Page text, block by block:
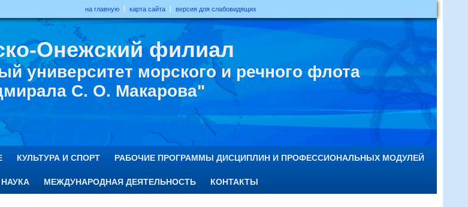
на главную карта сайта версия для слабовидящих
Онежский филиал
университет морского и речного флота
С. О. Макарова"
КУЛЬТУРА И СПОРТ РАБОЧИЕ ПРОГРАММЫ ДИСЦИПЛИН И ПРОФЕССИОНАЛЬНЫХ МОДУЛЕЙ
НАУКА МЕЖДУНАРОДНАЯ ДЕЯТЕЛЬНОСТЬ КОНТАКТЫ